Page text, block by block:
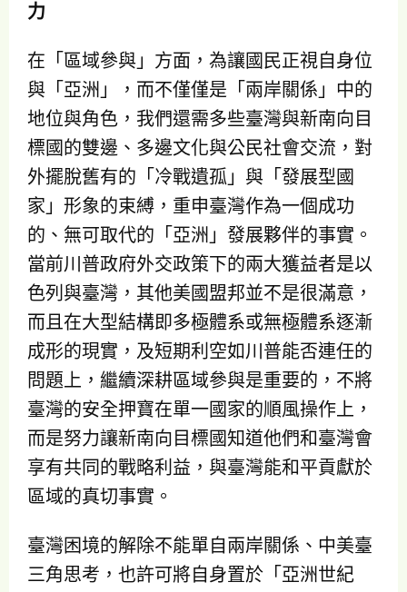
力
在「區域參與」方面，為讓國民正視自身位
與「亞洲」，而不僅僅是「兩岸關係」中的
地位與角色，我們還需多些臺灣與新南向目
標國的雙邊、多邊文化與公民社會交流，對
外擺脫舊有的「冷戰遺孤」與「發展型國
家」形象的束縛，重申臺灣作為一個成功
的、無可取代的「亞洲」發展夥伴的事實。
當前川普政府外交政策下的兩大獲益者是以
色列與臺灣，其他美國盟邦並不是很滿意，
而且在大型結構即多極體系或無極體系逐漸
成形的現實，及短期利空如川普能否連任的
問題上，繼續深耕區域參與是重要的，不將
臺灣的安全押寶在單一國家的順風操作上，
而是努力讓新南向目標國知道他們和臺灣會
享有共同的戰略利益，與臺灣能和平貢獻於
區域的真切事實。
臺灣困境的解除不能單自兩岸關係、中美臺
三角思考，也許可將自身置於「亞洲世紀